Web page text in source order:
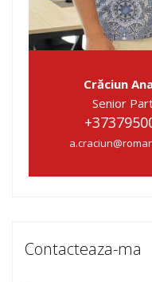
Crăciun
Senior
Contacteaza-ma